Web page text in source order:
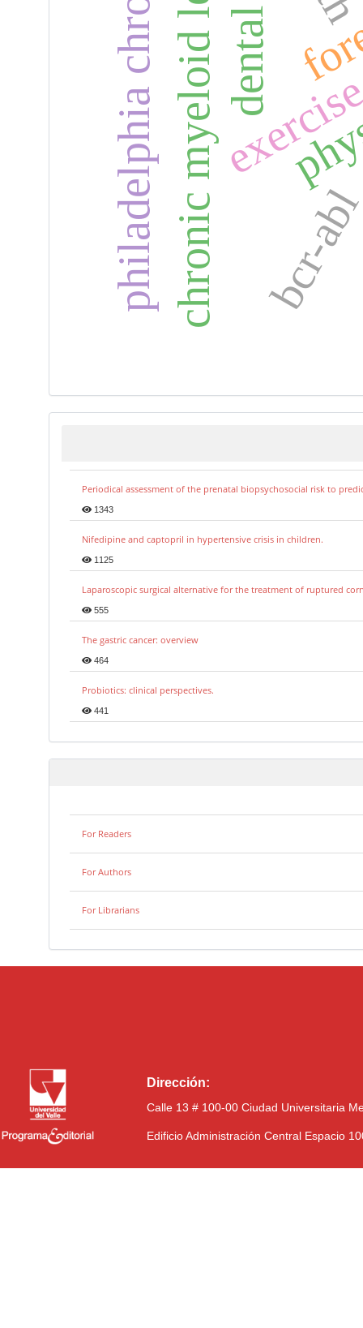
bcr-
Periodical assessment of the prenatal biopsychosocial risk to
1343
Nifedipine and captopril in hypertensive crisis in children.
1125
Laparoscopic surgical alternative for the treatment of ruptured
555
The gastric cancer: overview
464
Probiotics: clinical perspectives.
441
For Readers
For Authors
For Librarians
Dirección:
Calle 13 # 100-00 Ciudad Universitaria
Edificio Administración Central Espacio